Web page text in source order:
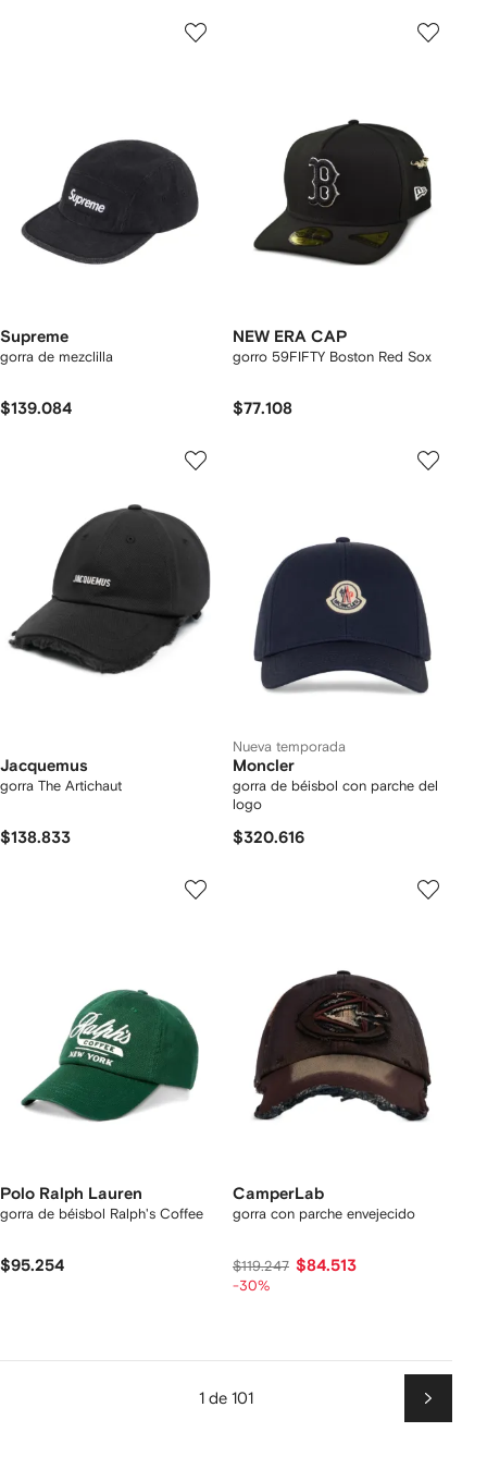
Supreme
gorra de mezclilla
$139.084
NEW ERA CAP
gorro 59FIFTY Boston Red Sox
$77.108
Jacquemus
gorra The Artichaut
$138.833
Nueva temporada
Moncler
gorra de béisbol con parche del
logo
$320.616
Polo Ralph Lauren
gorra de béisbol Ralph's Coffee
$95.254
CamperLab
gorra con parche envejecido
$119.247 $84.513
-30%
1 de 101